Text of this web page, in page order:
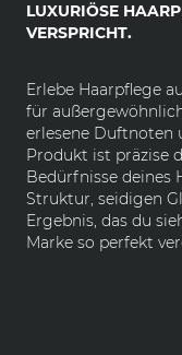
LUXURIÖSE
VERSPRICHT.
Erlebe Haarpflege
für
erlesene Duftnoten
Produkt ist präzise
Bedürfnisse deines
Struktur, seidigen
Ergebnis, das du
Marke so perfekt